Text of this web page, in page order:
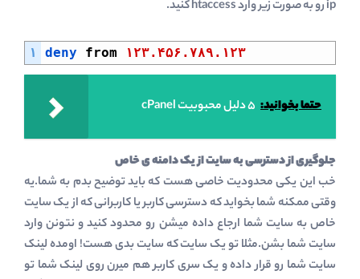
ip رو به صورت زیر وارد htaccess کنید.
۱ deny from ۱۲۳.۴۵۶.۷۸۹.۱۲۳
حتما بخوانید: 5 دلیل محبوبیت cPanel
جلوگیری از دسترسی به سایت از یک دامنه ی خاص
خب این یکی محدودیت خاصی هست که باید توضیح بدم به شما.یه
وقتی ممکنه شما بخواید که دسترسی کاربر یا کاربرانی که از یک سایت
خاص به سایت شما ارجاع داده میشن رو محدود کنید و نتونن وارد
سایت شما بشن.مثلا تو یک سایت که سایت بدی هست! اومده لینک
سایت شما رو قرار داده و یک سری کاربر هم میرن روی لینک شما تو